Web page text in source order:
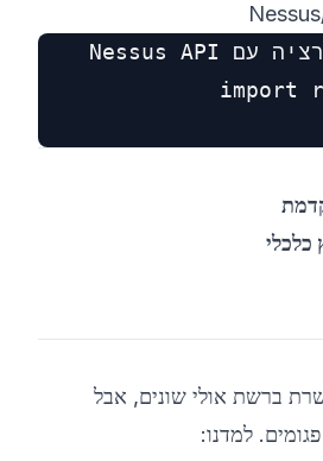
כלכלי
ברשת אולי שונים, אבל
למדנו: